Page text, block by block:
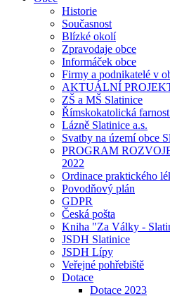
Historie
Současnost
Blízké okolí
Zpravodaje obce
Informáček obce
Firmy a podnikatelé v
AKTUÁLNÍ
ZŠ a MŠ Slatinice
Římskokatolická
Lázně Slatinice a.s.
Svatby na území obce
PROGRAM
2022
Ordinace praktického
Povodňový plán
GDPR
Česká pošta
Kniha "Za Války -
JSDH Slatinice
JSDH Lípy
Veřejné pohřebiště
Dotace
Dotace 2023